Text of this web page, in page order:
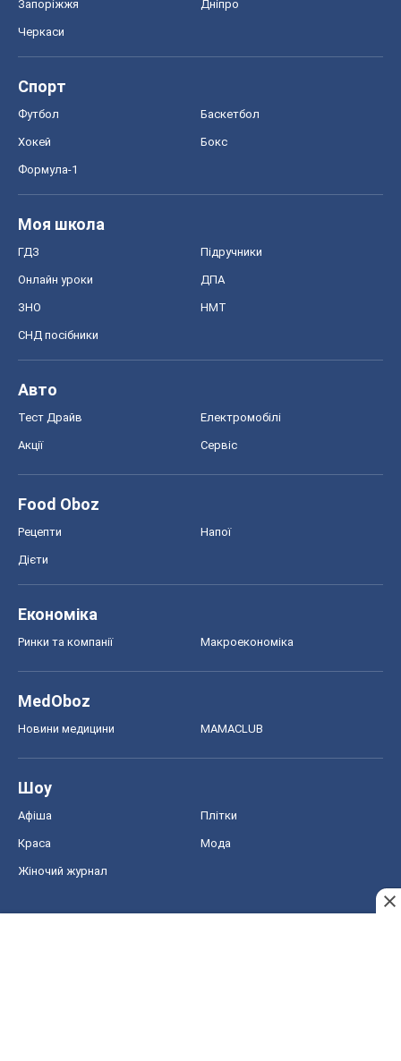
Запоріжжя Дніпро
Черкаси
Спорт
Футбол Баскетбол
Хокей Бокс
Формула-1
Моя школа
ГДЗ Підручники
Онлайн уроки ДПА
ЗНО НМТ
СНД посібники
Авто
Тест Драйв Електромобілі
Акції Сервіс
Food Oboz
Рецепти Напої
Дієти
Економіка
Ринки та компанії Макроекономіка
MedOboz
Новини медицини MAMACLUB
Шоу
Афіша Плітки
Краса Мода
Жіночий журнал